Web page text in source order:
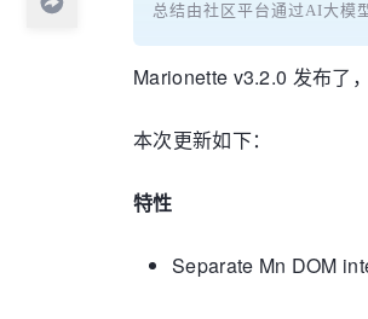
总结由社区平台通过AI大模
Marionette v3.2.0 发布了
本次更新如下：
特性
Separate Mn DOM